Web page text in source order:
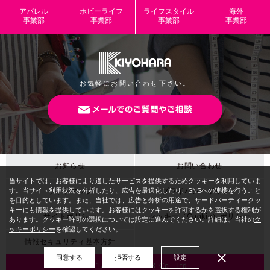
イズ
本体サイズ
JANコード 4965492997305
商品名 ベアチェック グリーン
品番/色番 CMOF-56 / G
参考小売価格
（税抜）
オープン価格
アパレル
事業部
ホビーライフ
事業部
ライフスタイル
事業部
海外
事業部
お気軽にお問い合わせ下さい。
お知らせ お問い合わせ
サイトマップ プライバシーポリシー
サイトポリシー クッキー（Cookie）ポリシー
情報セキュリティ基本方針
©2017 KIYOHARA & Co., Ltd.